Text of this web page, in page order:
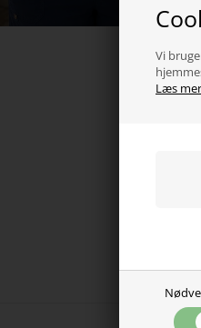
Vi
Læs